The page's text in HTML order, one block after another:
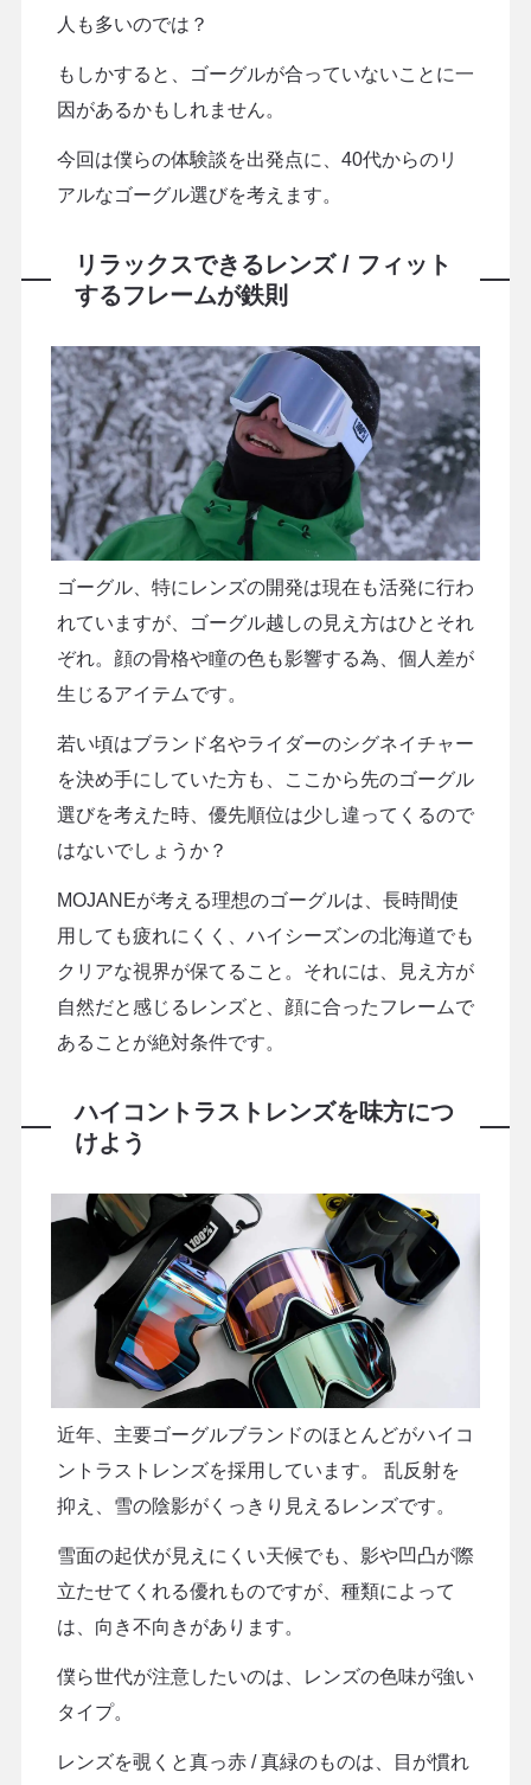
人も多いのでは？
もしかすると、ゴーグルが合っていないことに一
因があるかもしれません。
今回は僕らの体験談を出発点に、40代からのリ
アルなゴーグル選びを考えます。
リラックスできるレンズ / フィット
するフレームが鉄則
ゴーグル、特にレンズの開発は現在も活発に行わ
れていますが、ゴーグル越しの見え方はひとそれ
ぞれ。顔の骨格や瞳の色も影響する為、個人差が
生じるアイテムです。
若い頃はブランド名やライダーのシグネイチャー
を決め手にしていた方も、ここから先のゴーグル
選びを考えた時、優先順位は少し違ってくるので
はないでしょうか？
MOJANEが考える理想のゴーグルは、長時間使
用しても疲れにくく、ハイシーズンの北海道でも
クリアな視界が保てること。それには、見え方が
自然だと感じるレンズと、顔に合ったフレームで
あることが絶対条件です。
ハイコントラストレンズを味方につ
けよう
近年、主要ゴーグルブランドのほとんどがハイコ
ントラストレンズを採用しています。 乱反射を
抑え、雪の陰影がくっきり見えるレンズです。
雪面の起伏が見えにくい天候でも、影や凹凸が際
立たせてくれる優れものですが、種類によって
は、向き不向きがあります。
僕ら世代が注意したいのは、レンズの色味が強い
タイプ。
レンズを覗くと真っ赤 / 真緑のものは、目が慣れ